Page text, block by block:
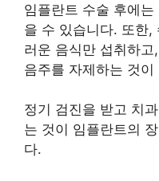
임플란트 수술 후에
을 수 있습니다. 또한,
러운 음식만 섭취하
음주를 자제하는 것이
정기 검진을 받고 치
는 것이 임플란트의
다.